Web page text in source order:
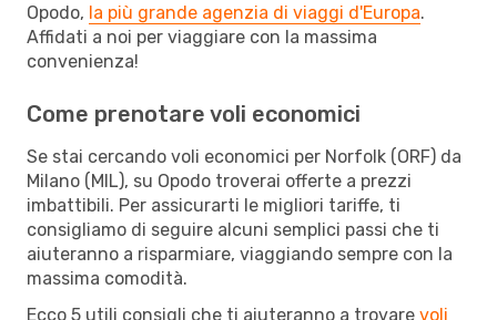
Opodo, la più grande agenzia di viaggi d'Europa.
Affidati a noi per viaggiare con la massima
convenienza!
Come prenotare voli economici
Se stai cercando voli economici per Norfolk (ORF) da
Milano (MIL), su Opodo troverai offerte a prezzi
imbattibili. Per assicurarti le migliori tariffe, ti
consigliamo di seguire alcuni semplici passi che ti
aiuteranno a risparmiare, viaggiando sempre con la
massima comodità.
Ecco 5 utili consigli che ti aiuteranno a trovare voli